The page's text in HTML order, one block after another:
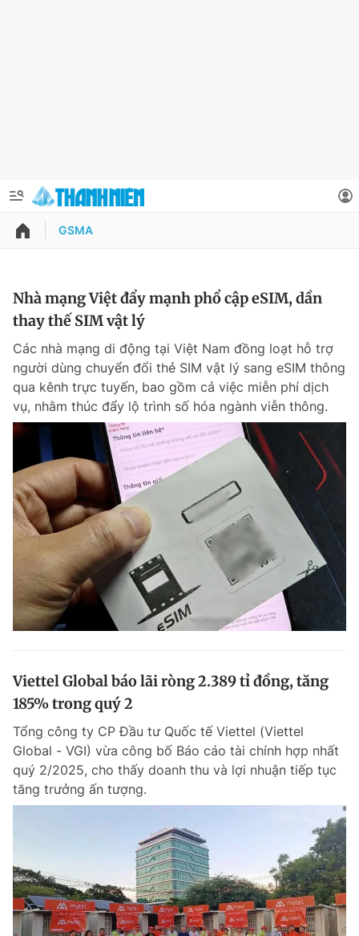
QUẢNG CÁO
Chuyên mục khác
Chào ngày mới Tin 24h
Tin thị trường Tin 360
Video Magazine
Sản phẩm khác
Tiện ích Bạn cần biết
Đọc Thanh Niên trên điện thoại
Theo dõi báo trên
Hotline Liên hệ quảng cáo
Thông tin tài khoản
Đổi mật khẩu
Tin đã lưu
Tin đã xem
GSMA
Nhà mạng Việt đẩy mạnh phổ cập eSIM, dần
thay thế SIM vật lý
Các nhà mạng di động tại Việt Nam đồng loạt hỗ trợ
người dùng chuyển đổi thẻ SIM vật lý sang eSIM thông
qua kênh trực tuyến, bao gồm cả việc miễn phí dịch
vụ, nhằm thúc đẩy lộ trình số hóa ngành viễn thông.
Viettel Global báo lãi ròng 2.389 tỉ đồng, tăng
185% trong quý 2
Tổng công ty CP Đầu tư Quốc tế Viettel (Viettel
Global - VGI) vừa công bố Báo cáo tài chính hợp nhất
quý 2/2025, cho thấy doanh thu và lợi nhuận tiếp tục
tăng trưởng ấn tượng.